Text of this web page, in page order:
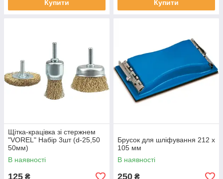
Купити Купити
Щітка-крацівка зі стержнем
"VOREL" Набір 3шт (d-25,50
50мм)
В наявності
125 ₴
Брусок для шліфування 212 х
105 мм
В наявності
250 ₴